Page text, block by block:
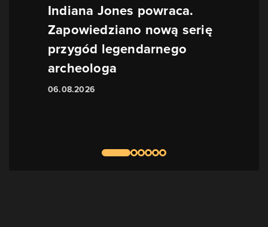
Indiana Jones powraca.
Zapowiedziano nową serię
przygód legendarnego
archeologa
06.08.2026